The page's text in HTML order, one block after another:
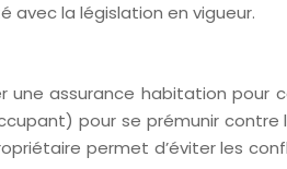
avec la législation en vigueur.
assurance habitation pour
pour se prémunir
permet d’éviter les